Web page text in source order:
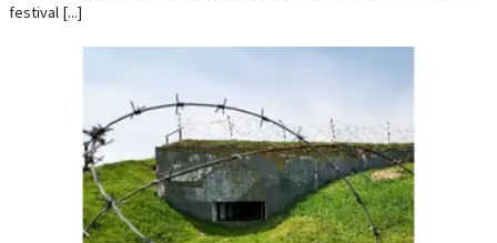
festival [...]